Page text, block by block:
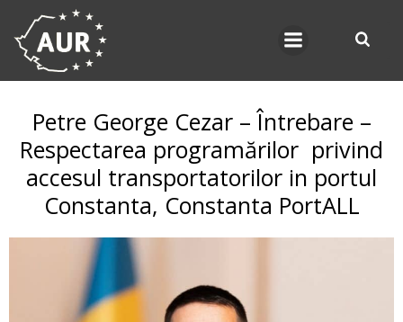
Petre George Cezar – Întrebare –
Respectarea programărilor privind
accesul transportatorilor in portul
Constanta, Constanta PortALL